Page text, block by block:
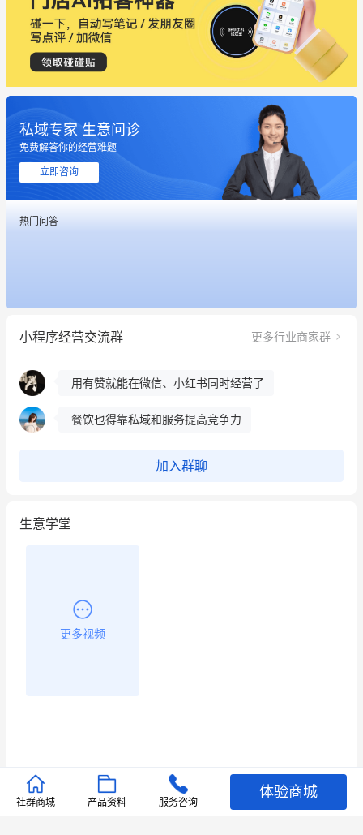
私域专家 生意问诊
免费解答你的经营难题
立即咨询
热门问答
小程序经营交流群 更多行业商家群
这个营销策划案例推荐大家看一下
用有赞就能在微信、小红书同时经营了
冰墩墩货源充足需要的联系我
这个营销策划案例推荐大家看一下
用有赞就能在微信、小红书同时经营了
餐饮也得靠私域和服务提高竞争力
加入群聊
生意学堂
更多视频
推荐文章
社群商城 产品资料 服务咨询
体验商城